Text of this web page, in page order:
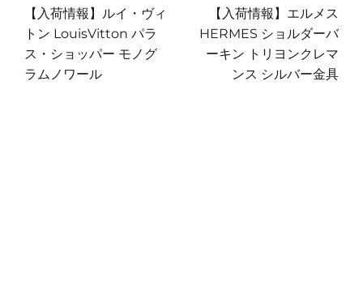
稿
ナ
ビ
前
の
投
稿:
【入荷情報】ルイ・ヴィ
トン LouisVitton パラ
ス・ショッパー モノグ
ラムノワール
の
【入荷情報】エルメス
HERMES ショルダーバ
ーキン トリヨンクレマ
ンス シルバー金具